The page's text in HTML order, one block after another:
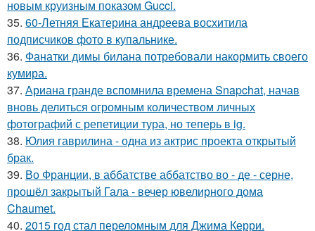
новым круизным показом Gucci.
35. 60-Летняя Екатерина андреева восхитила
подписчиков фото в купальнике.
36. Фанатки димы билана потребовали накормить своего
кумира.
37. Ариана гранде вспомнила времена Snapchat, начав
вновь делиться огромным количеством личных
фотографий с репетиции тура, но теперь в ig.
38. Юлия гаврилина - одна из актрис проекта открытый
брак.
39. Во Франции, в аббатстве аббатство во - де - серне,
прошёл закрытый Гала - вечер ювелирного дома
Chaumet.
40. 2015 год стал переломным для Джима Керри.